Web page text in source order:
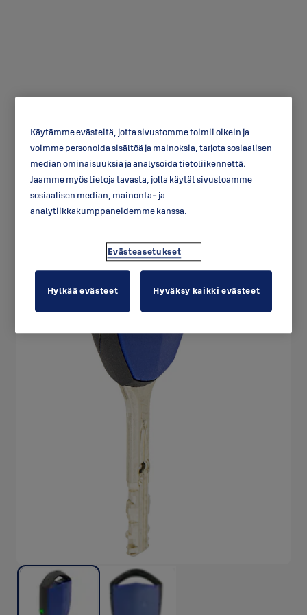
Käyttöavain TQB406
Käytämme evästeitä, jotta sivustomme toimii oikein ja
voimme personoida sisältöä ja mainoksia, tarjota sosiaalisen
median ominaisuuksia ja analysoida tietoliikennettä.
Jaamme myös tietoja tavasta, jolla käytät sivustoamme
sosiaalisen median, mainonta- ja
analytiikkakumppaneidemme kanssa.
Evästeasetukset
Hylkää evästeet Hyväksy kaikki evästeet